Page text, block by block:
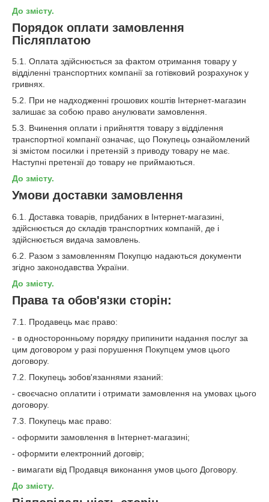
До змісту.
Порядок оплати замовлення
Післяплатою
5.1. Оплата здійснюється за фактом отримання товару у
відділенні транспортних компанії за готівковий розрахунок у
гривнях.
5.2. При не надходженні грошових коштів Інтернет-магазин
залишає за собою право анулювати замовлення.
5.3. Вчинення оплати і прийняття товару з відділення
транспортної компанії означає, що Покупець ознайомлений
зі змістом посилки і претензій з приводу товару не має.
Наступні претензії до товару не приймаються.
До змісту.
Умови доставки замовлення
6.1. Доставка товарів, придбаних в Інтернет-магазині,
здійснюється до складів транспортних компаній, де і
здійснюється видача замовлень.
6.2. Разом з замовленням Покупцю надаються документи
згідно законодавства України.
До змісту.
Права та обов'язки сторін:
7.1. Продавець має право:
- в односторонньому порядку припинити надання послуг за
цим договором у разі порушення Покупцем умов цього
договору.
7.2. Покупець зобов'язаннями язаний:
- своєчасно оплатити і отримати замовлення на умовах цього
договору.
7.3. Покупець має право:
- оформити замовлення в Інтернет-магазині;
- оформити електронний договір;
- вимагати від Продавця виконання умов цього Договору.
До змісту.